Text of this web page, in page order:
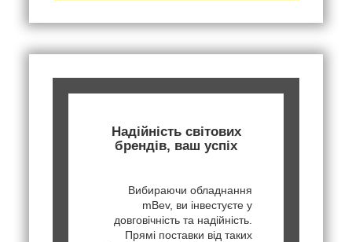
Надійність світових
брендів, ваш успіх
Вибираючи обладнання
mBev, ви інвестуєте у
довговічність та надійність.
Прямі поставки від таких